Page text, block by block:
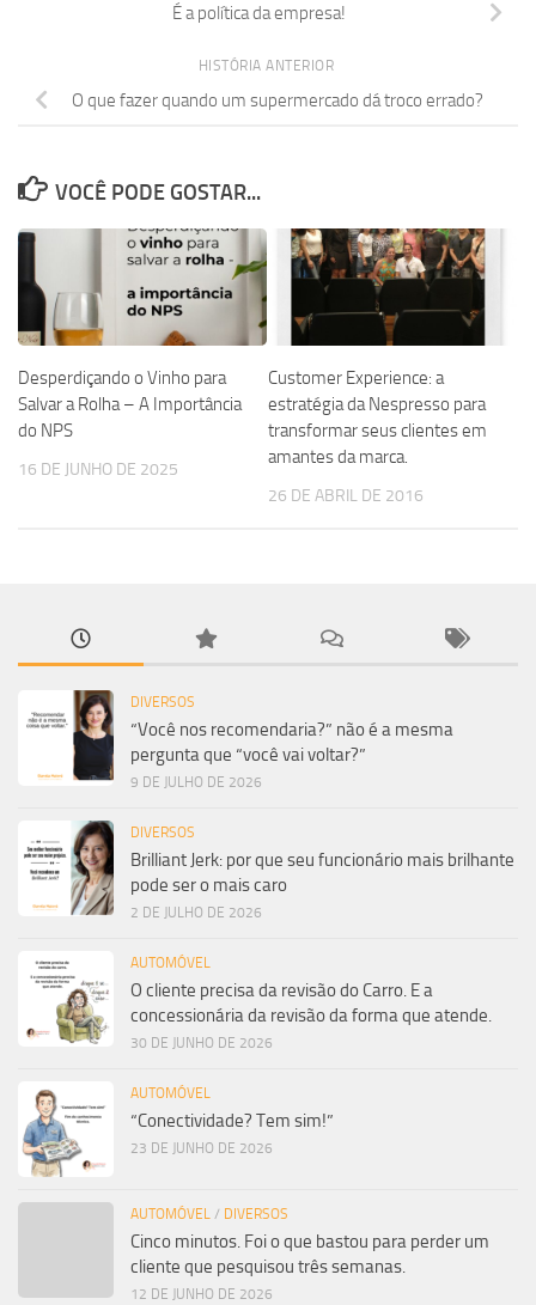
É a política da empresa!
HISTÓRIA ANTERIOR
O que fazer quando um supermercado dá troco errado?
VOCÊ PODE GOSTAR...
Desperdiçando o Vinho para
Salvar a Rolha – A Importância
do NPS
16 DE JUNHO DE 2025
Customer Experience: a
estratégia da Nespresso para
transformar seus clientes em
amantes da marca.
26 DE ABRIL DE 2016
DIVERSOS
“Você nos recomendaria?” não é a mesma
pergunta que “você vai voltar?”
9 DE JULHO DE 2026
DIVERSOS
Brilliant Jerk: por que seu funcionário mais brilhante
pode ser o mais caro
2 DE JULHO DE 2026
AUTOMÓVEL
O cliente precisa da revisão do Carro. E a
concessionária da revisão da forma que atende.
30 DE JUNHO DE 2026
AUTOMÓVEL
“Conectividade? Tem sim!”
23 DE JUNHO DE 2026
AUTOMÓVEL / DIVERSOS
Cinco minutos. Foi o que bastou para perder um
cliente que pesquisou três semanas.
12 DE JUNHO DE 2026